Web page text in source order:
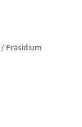
Präsidium